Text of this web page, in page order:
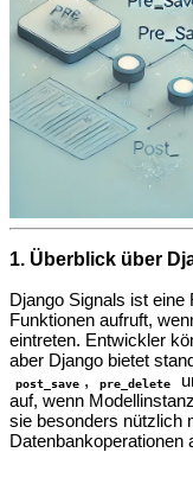
1. Überblick über
Django Signals ist
Funktionen aufruft,
eintreten. Entwickler
aber Django bietet
post_save , pre_delete
auf, wenn
sie besonders nützlich
Datenbankoperationen